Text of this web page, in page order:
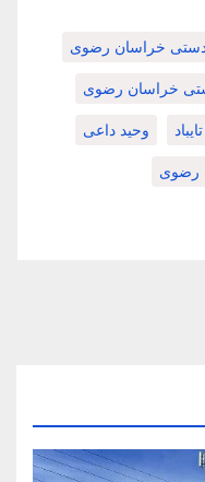
دستی خراسان رضوی
خراسان رضوی
وحید داعی
رضوی